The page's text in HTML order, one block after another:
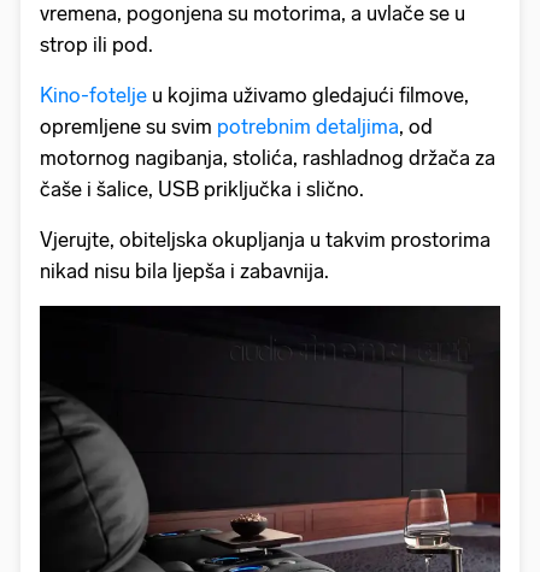
vremena, pogonjena su motorima, a uvlače se u
strop ili pod.
Kino-fotelje u kojima uživamo gledajući filmove,
opremljene su svim potrebnim detaljima, od
motornog nagibanja, stolića, rashladnog držača za
čaše i šalice, USB priključka i slično.
Vjerujte, obiteljska okupljanja u takvim prostorima
nikad nisu bila ljepša i zabavnija.